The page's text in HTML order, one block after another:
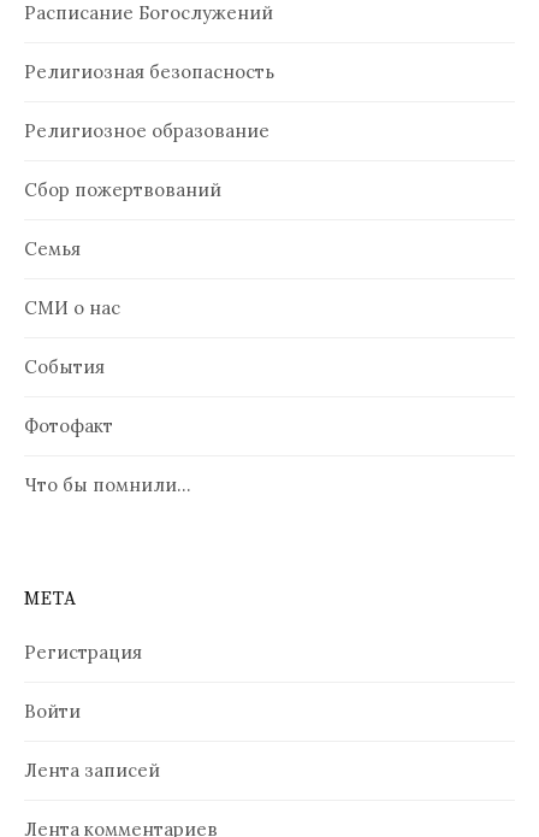
Расписание Богослужений
Религиозная безопасность
Религиозное образование
Сбор пожертвований
Семья
СМИ о нас
События
Фотофакт
Что бы помнили…
МЕТА
Регистрация
Войти
Лента записей
Лента комментариев